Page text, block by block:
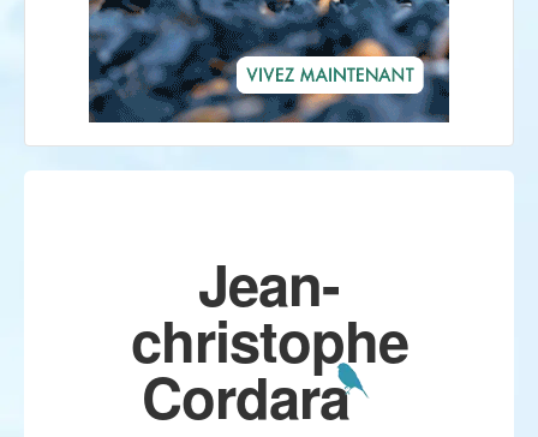
Jean-
christophe
Cordara